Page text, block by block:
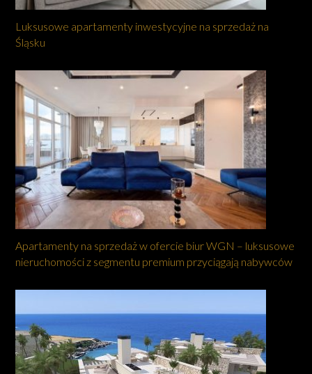
Luksusowe apartamenty inwestycyjne na sprzedaż na
Śląsku
Apartamenty na sprzedaż w ofercie biur WGN – luksusowe
nieruchomości z segmentu premium przyciągają nabywców